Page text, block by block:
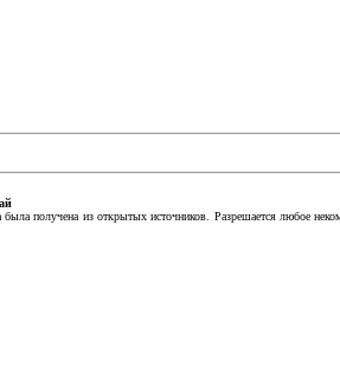
получена из открытых источников. Разрешается любое